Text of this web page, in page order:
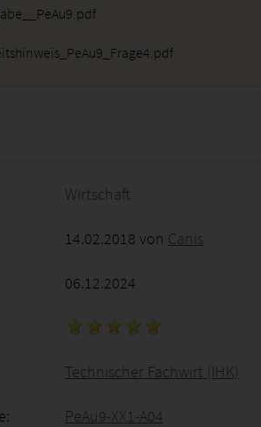
Wirtschaft
14.02.2018 von Canis
06.12.2024
Technischer Fachwirt (IHK)
PeAu9-XX1-A04